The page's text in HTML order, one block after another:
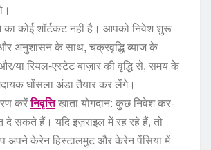
का कोई शॉर्टकट नहीं है। आपको निवेश शुरू
अनुशासन के साथ, चक्रवृद्धि ब्याज के
या रियल-एस्टेट बाज़ार की वृद्धि से, समय के
घोंसला अंडा तैयार कर लेंगे।
करेंनिवृत्तिखाता योगदान: कुछ निवेश कर-
दे सकते हैं। यदि इज़राइल में रह रहे हैं, तो
अपने केरेन हिस्टालमुट और केरेन पेंसिया में